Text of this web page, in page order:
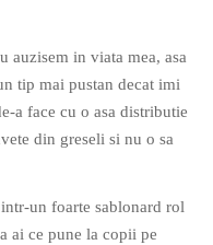
auzisem in viata mea, asa
tip mai pustan decat imi
a face cu o asa distributie
din greseli si nu o sa
un foarte sablonard rol
ai ce pune la copii pe